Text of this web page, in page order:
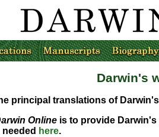
Darwin's
principal translations of
Online is to provide
here.